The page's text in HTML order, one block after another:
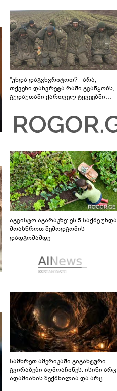
"უნდა დაგვხვრიტოთ? - არა,
თქვენი დახვრეტა რაში გვაწყობს,
გუდაუთაში ქართველ ტყვეებში
აგვისტო აგარაკზე: ეს 5 საქმე უნდა
მოასწროთ შემოდგომის
დადგომამდე
სამხრეთ ამერიკაში გიგანტური
გვირაბები აღმოაჩინეს: ისინი არც
ადამიანის შექმნილია და არც